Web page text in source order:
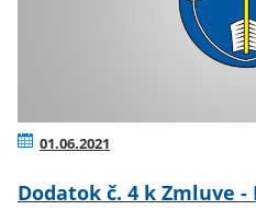
01.06.2021
Dodatok č. 4 k Zmluve -